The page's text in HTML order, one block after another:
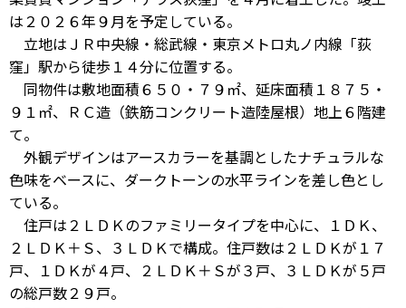
は２０２６年９月を予定している。
立地はＪＲ中央線・総武線・東京メトロ丸ノ内線「荻
窪」駅から徒歩１４分に位置する。
同物件は敷地面積６５０・７９㎡、延床面積１８７５・
９１㎡、ＲＣ造（鉄筋コンクリート造陸屋根）地上６階建
て。
外観デザインはアースカラーを基調としたナチュラルな
色味をベースに、ダークトーンの水平ラインを差し色とし
ている。
住戸は２ＬＤＫのファミリータイプを中心に、１ＤＫ、
２ＬＤＫ＋Ｓ、３ＬＤＫで構成。住戸数は２ＬＤＫが１７
戸、１ＤＫが４戸、２ＬＤＫ＋Ｓが３戸、３ＬＤＫが５戸
の総戸数２９戸。